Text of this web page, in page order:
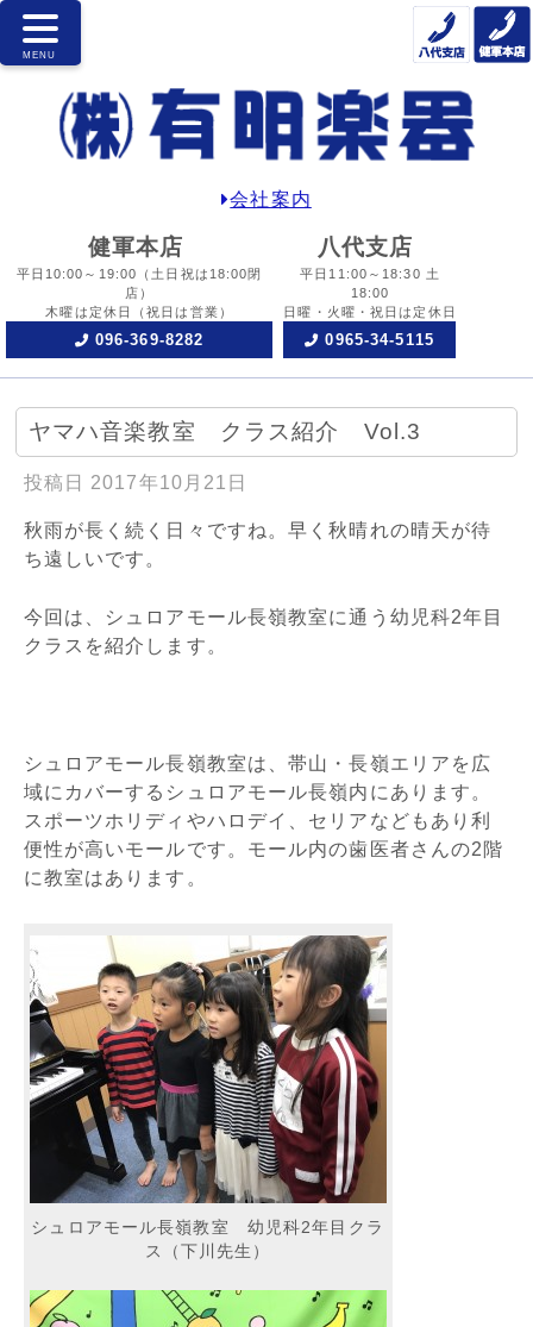
会社案内
健軍本店
平日10:00～19:00
（土日祝は18:00閉
店）
木曜は定休日
（祝日は営業）
096-369-8282
八代支店
平日11:00～18:30 土
18:00
日曜・火曜・祝日は定休日
0965-34-5115
ヤマハ音楽教室 クラス紹介 Vol.3
投稿日 2017年10月21日
秋雨が長く続く日々ですね。早く秋晴れの晴天が待
ち遠しいです。
今回は、シュロアモール長嶺教室に通う幼児科2年目
クラスを紹介します。
シュロアモール長嶺教室は、帯山・長嶺エリアを広
域にカバーするシュロアモール長嶺内にあります。
スポーツホリディやハロデイ、セリアなどもあり利
便性が高いモールです。モール内の歯医者さんの2階
に教室はあります。
シュロアモール長嶺教室 幼児科2年目クラ
ス（下川先生）